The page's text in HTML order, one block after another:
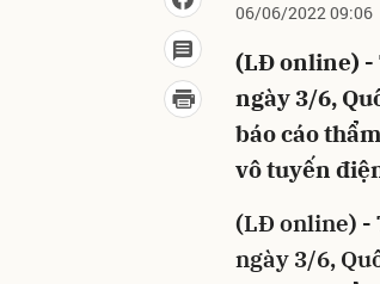
06/06/2022 09:06
(LĐ online) -
ngày 3/6,
báo cáo
vô tuyến
(LĐ online) -
ngày 3/6,